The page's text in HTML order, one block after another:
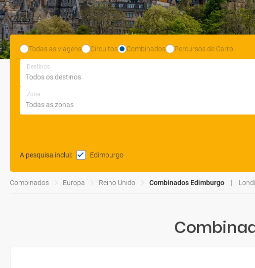
Todas as viagens Circuitos Combinados Percursos de Carro
Destinos
Zona
A pesquisa inclui: Edimburgo
Combinados Europa Reino Unido Combinados Edimburgo